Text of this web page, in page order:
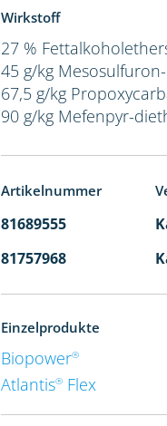
Wirkstoff
27 %
45 g/kg
67,5 g/kg
90 g/kg Mefenpyr-
Artikelnummer
81689555
81757968
Einzelprodukte
Biopower®
Atlantis® Flex